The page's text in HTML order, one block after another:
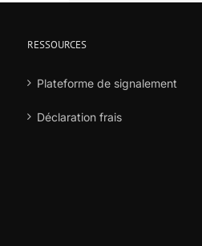
RESSOURCES
Plateforme de signalement
Déclaration frais